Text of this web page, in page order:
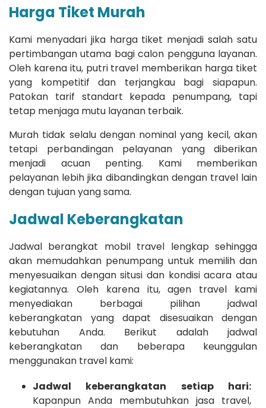
Harga Tiket Murah
Kami menyadari jika harga tiket menjadi salah satu
pertimbangan utama bagi calon pengguna layanan.
Oleh karena itu, putri travel memberikan harga tiket
yang kompetitif dan terjangkau bagi siapapun.
Patokan tarif standart kepada penumpang, tapi
tetap menjaga mutu layanan terbaik.
Murah tidak selalu dengan nominal yang kecil, akan
tetapi perbandingan pelayanan yang diberikan
menjadi acuan penting. Kami memberikan
pelayanan lebih jika dibandingkan dengan travel lain
dengan tujuan yang sama.
Jadwal Keberangkatan
Jadwal berangkat mobil travel lengkap sehingga
akan memudahkan penumpang untuk memilih dan
menyesuaikan dengan situsi dan kondisi acara atau
kegiatannya. Oleh karena itu, agen travel kami
menyediakan berbagai pilihan jadwal
keberangkatan yang dapat disesuaikan dengan
kebutuhan Anda. Berikut adalah jadwal
keberangkatan dan beberapa keunggulan
menggunakan travel kami:
Jadwal keberangkatan setiap hari:
Kapanpun Anda membutuhkan jasa travel,